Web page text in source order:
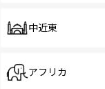
中近東
アフリカ